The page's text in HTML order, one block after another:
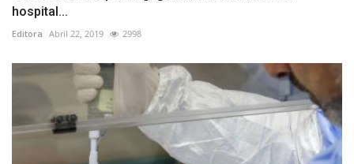
hospital...
Editora Abril 22, 2019 2998